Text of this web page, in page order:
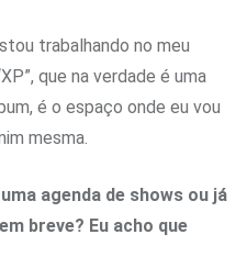
trabalhando no meu
que na verdade é uma
é o espaço onde eu vou
mesma.
agenda de shows ou já
breve? Eu acho que